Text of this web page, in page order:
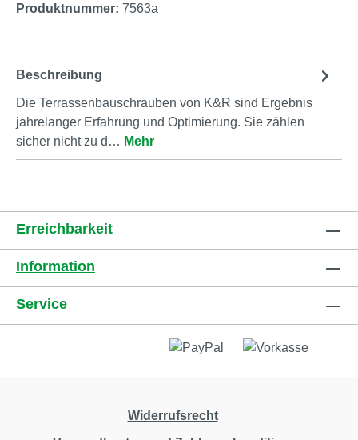
Produktnummer: 7563a
Beschreibung
Die Terrassenbauschrauben von K&R sind Ergebnis
jahrelanger Erfahrung und Optimierung. Sie zählen
sicher nicht zu d… Mehr
Erreichbarkeit
Information
Service
Widerrufsrecht